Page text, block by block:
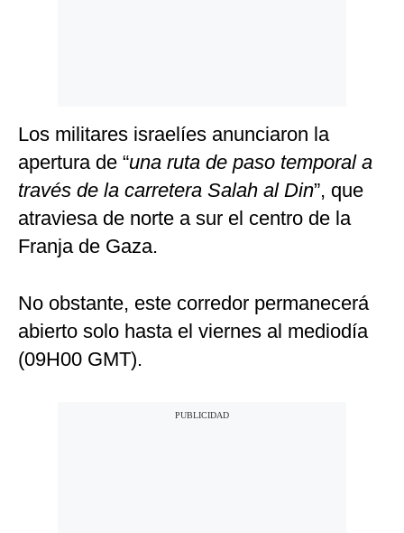
Los militares israelíes anunciaron la
apertura de “una ruta de paso temporal a
través de la carretera Salah al Din”, que
atraviesa de norte a sur el centro de la
Franja de Gaza.
No obstante, este corredor permanecerá
abierto solo hasta el viernes al mediodía
(09H00 GMT).